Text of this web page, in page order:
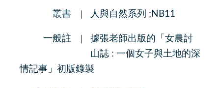
叢書 人與自然系列 ;NB11
一般註
據張老師出版的「女農討
山誌 : 一個女子與土地的深
情記事」初版錄製